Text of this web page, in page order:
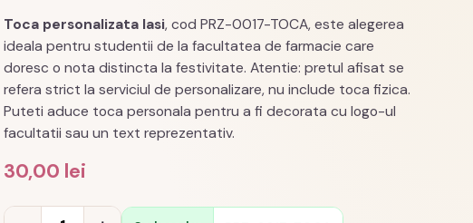
Toca personalizata Iasi, cod PRZ-0017-TOCA, este alegerea
ideala pentru studentii de la facultatea de farmacie care
doresc o nota distincta la festivitate. Atentie: pretul afisat se
refera strict la serviciul de personalizare, nu include toca fizica.
Puteti aduce toca personala pentru a fi decorata cu logo-ul
facultatii sau un text reprezentativ.
30,00 lei
Cantitate